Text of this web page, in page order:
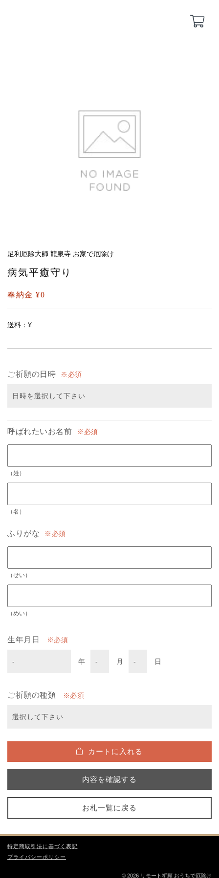
足利厄除大師 龍泉寺 お家で厄除け
病気平癒守り
奉納金 ¥0
送料：¥
ご祈願の日時 必須
呼ばれたいお名前 必須
（姓）
（名）
ふりがな 必須
（せい）
（めい）
生年月日 必須
年 月 日
ご祈願の種類 必須
カートに入れる
内容を確認する
お札一覧に戻る
特定商取引法に基づく表記
プライバシーポリシー
© 2026 リモート祈願 おうちで厄除け